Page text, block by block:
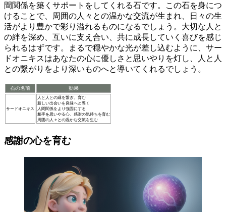
間関係を築くサポートをしてくれる石です。この石を身につ
けることで、周囲の人々との温かな交流が生まれ、
日々の生
活がより豊かで彩り溢れるものになるでしょう。大切な人と
の絆を深め、互いに支え合い、共に成長していく喜びを感じ
られるはずです。まるで穏やかな光が差し込むように、サー
ドオニキスはあなたの心に優しさと思いやりを灯し、人と人
との繋がりをより深いものへと導いてくれるでしょう。
石の名前 効果
サードオニキス
人と人との縁を繋ぎ、育む
新しい出会いを良縁へと導く
人間関係をより強固にする
相手を思いやる心、感謝の気持ちを育む
周囲の人々との温かな交流を生む
感謝の心を育む